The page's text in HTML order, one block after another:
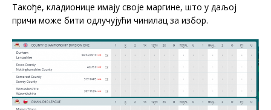
Такође, кладионице имају своје маргине, што у даљој
причи може бити одлучујући чинилац за избор.